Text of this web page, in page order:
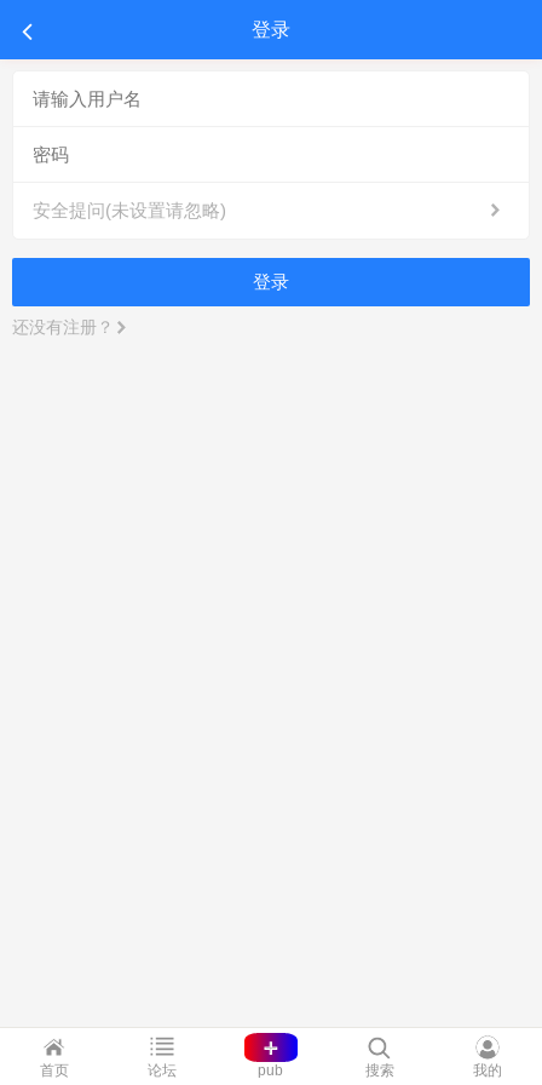
登录
安全提问(未设置请忽略)
登录
还没有注册？
首页 论坛
+
pub 搜索 我的